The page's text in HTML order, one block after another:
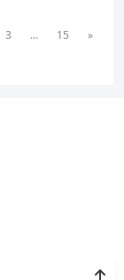
3 ... 15 »